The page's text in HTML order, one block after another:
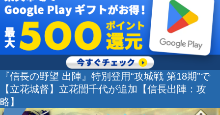
『信長の野望 出陣』特別登用“攻城戦 第18期”で
【立花城督】立花誾千代が追加【信長出陣：攻
略】